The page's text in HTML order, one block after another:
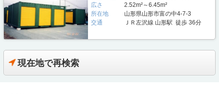
広さ
2.52m²～6.45m²
所在地
山形県山形市富の中4-7-3
交通
ＪＲ左沢線 山形駅 徒歩 36分
現在地で再検索